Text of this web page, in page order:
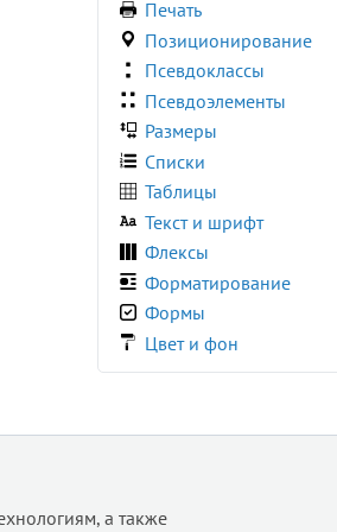
:required
:right
:root
:seeking
:stalled
:target
:user-invalid
:user-valid
:valid
:visited
:volume-locked
@charset
@media
Печать
Позиционирование
Псевдоклассы
Псевдоэлементы
Размеры
Списки
Таблицы
Текст и шрифт
Флексы
Форматирование
Формы
Цвет и фон
а также